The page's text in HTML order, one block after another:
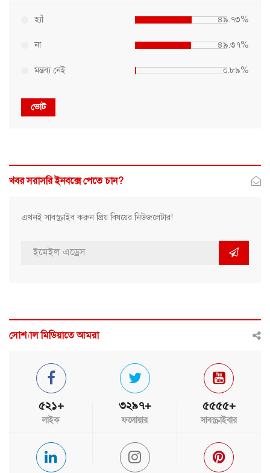
হ্যাঁ ৪৯.৭৩%
না ৪৯.৩৭%
মন্তব্য নেই ০.৮৯%
ভোট
খবর সরাসরি ইনবক্সে পেতে চান?
এখনই সাবস্ক্রাইব করুন প্রিয় বিষয়ের নিউজলেটার!
সোশ্যাল মিডিয়াতে আমরা
৫২১+
লাইক
৩২৯৭+
ফলোয়ার
৫৫৫৫+
সাবস্ক্রাইবার